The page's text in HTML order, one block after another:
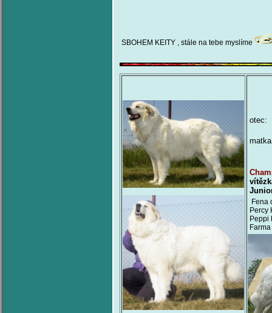
SBOHEM KEITY , stále na tebe myslíme
otec:
Fena
Percy
Peppi